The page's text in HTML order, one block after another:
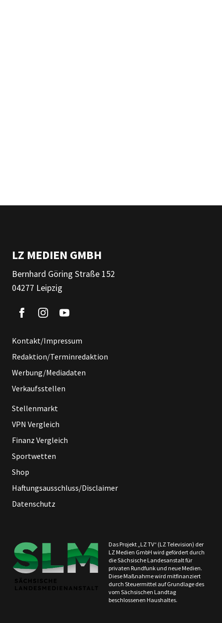
LZ MEDIEN GMBH
Bernhard Göring Straße 152
04277 Leipzig
Kontakt/Impressum
Redaktion/Terminredaktion
Werbung/Mediadaten
Verkaufsstellen
Stellenmarkt
VPN Vergleich
Finanz Vergleich
Sportwetten
Shop
Haftungsausschluss/Disclaimer
Datenschutz
Das Projekt „LZ TV“ (LZ Television) der
LZ Medien GmbH wird gefördert durch
die Sächsische Landesanstalt für
privaten Rundfunk und neue Medien.
Diese Maßnahme wird mitfinanziert
durch Steuermittel auf Grundlage des
vom Sächsischen Landtag
beschlossenen Haushaltes.